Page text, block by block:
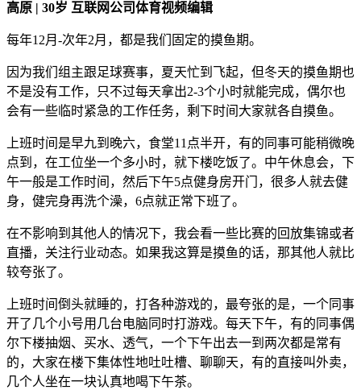
高原 | 30岁 互联网公司体育视频编辑
每年12月-次年2月，都是我们固定的摸鱼期。
因为我们组主跟足球赛事，夏天忙到飞起，但冬天的摸鱼期也
不是没有工作，只不过每天拿出2-3个小时就能完成，偶尔也
会有一些临时紧急的工作任务，剩下时间大家就各自摸鱼。
上班时间是早九到晚六，食堂11点半开，有的同事可能稍微晚
点到，在工位坐一个多小时，就下楼吃饭了。中午休息会，下
午一般是工作时间，然后下午5点健身房开门，很多人就去健
身，健完身再洗个澡，6点就正常下班了。
在不影响到其他人的情况下，我会看一些比赛的回放集锦或者
直播，关注行业动态。如果我这算是摸鱼的话，那其他人就比
较夸张了。
上班时间倒头就睡的，打各种游戏的，最夸张的是，一个同事
开了几个小号用几台电脑同时打游戏。每天下午，有的同事偶
尔下楼抽烟、买水、透气，一个下午出去一到两次都是常有
的，大家在楼下集体性地吐吐槽、聊聊天，有的直接叫外卖，
几个人坐在一块认真地喝下午茶。